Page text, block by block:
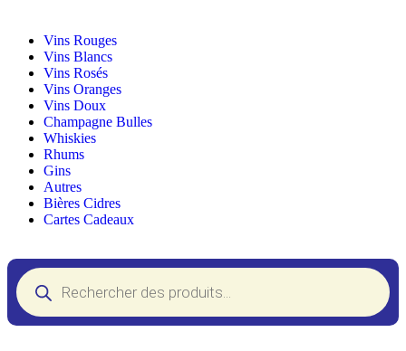
Vins Rouges
Vins Blancs
Vins Rosés
Vins Oranges
Vins Doux
Champagne Bulles
Whiskies
Rhums
Gins
Autres
Bières Cidres
Cartes Cadeaux